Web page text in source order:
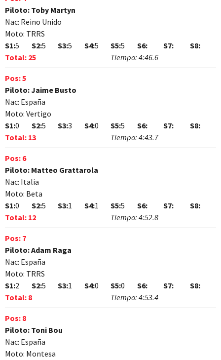
Piloto: Toby Martyn
Nac: Reino Unido
Moto: TRRS
S1:5 S2:5 S3:5 S4:5 S5:5 S6: S7:
S8:
Total: 25 Tiempo: 4:46.6
Pos:5
Piloto:Jaime Busto
Nac: España
Moto: Vertigo
S1:0 S2:5 S3:3 S4:0 S5:5 S6: S7:
S8:
Total: 13 Tiempo: 4:43.7
Pos: 6
Piloto: Matteo Grattarola
Nac: Italia
Moto: Beta
S1:0 S2:5 S3:1 S4:1 S5:5 S6: S7:
S8:
Total: 12 Tiempo: 4:52.8
Pos: 7
Piloto:Adam Raga
Nac: España
Moto: TRRS
S1:2 S2:5 S3:1 S4:0 S5:0 S6: S7:
S8:
Total: 8 Tiempo: 4:53.4
Pos: 8
Piloto: Toni Bou
Nac: España
Moto: Montesa